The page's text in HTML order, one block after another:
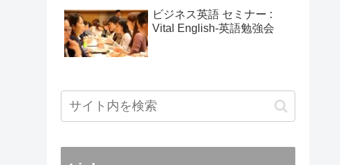
ビジネス英語 セミナー :
Vital English-英語勉強会